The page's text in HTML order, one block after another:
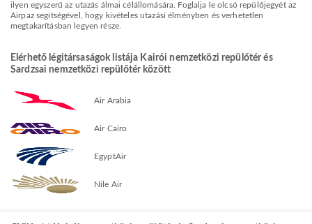
ilyen egyszerű az utazás álmai célállomására. Foglalja le olcsó repülőjegyét az
Airpaz segítségével, hogy kivételes utazási élményben és verhetetlen
megtakarításban legyen része.
Elérhető légitársaságok listája Kairói nemzetközi repülőtér és
Sardzsai nemzetközi repülőtér között
Air Arabia
Air Cairo
EgyptAir
Nile Air